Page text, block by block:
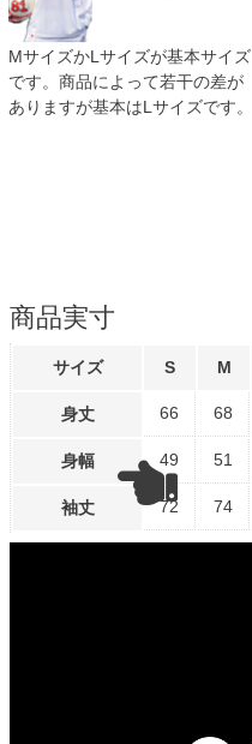
MサイズかLサイズが基本サイズ
です。商品によって若干の差が
ありますが基本はLサイズです。
商品実寸
サイズ S M
身丈 66 68
身幅 49 51
袖丈 72 74